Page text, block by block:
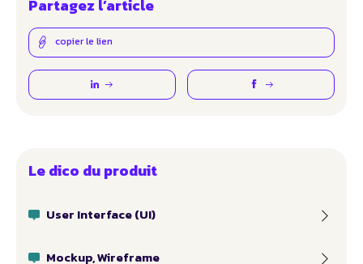
Partagez l’article
copier le lien
Le dico du produit
User Interface (UI)
Mockup, Wireframe